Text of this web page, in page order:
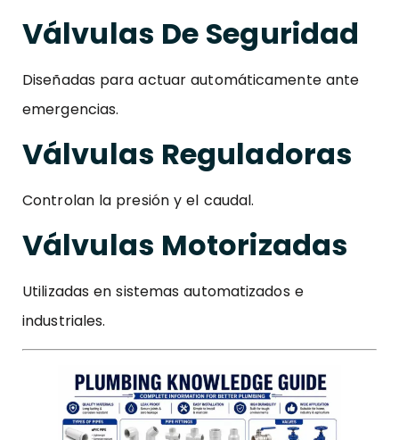
Válvulas De Seguridad
Diseñadas para actuar automáticamente ante
emergencias.
Válvulas Reguladoras
Controlan la presión y el caudal.
Válvulas Motorizadas
Utilizadas en sistemas automatizados e
industriales.